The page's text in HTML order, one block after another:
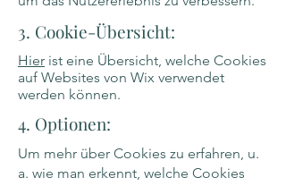
3. Cookie-Übersicht:
Hier ist eine Übersicht, welche Cookies
auf Websites von Wix verwendet
werden können.
4. Optionen:
Um mehr über Cookies zu erfahren, u.
a. wie man erkennt, welche Cookies